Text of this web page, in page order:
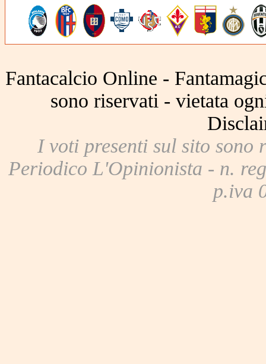
Fantacalcio Online -
sono riservati - vietata
I voti presenti sul sito sono
Periodico L'Opinionista - n.
p.iva